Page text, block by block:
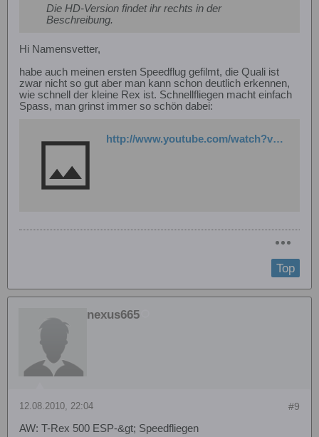
Die HD-Version findet ihr rechts in der
Beschreibung.
Hi Namensvetter,
habe auch meinen ersten Speedflug gefilmt, die Quali ist
zwar nicht so gut aber man kann schon deutlich erkennen,
wie schnell der kleine Rex ist. Schnellfliegen macht einfach
Spass, man grinst immer so schön dabei:
http://www.youtube.com/watch?v=xGBB0sS6nNE
Top
nexus665
#9
12.08.2010, 22:04
AW: T-Rex 500 ESP-&gt; Speedfliegen